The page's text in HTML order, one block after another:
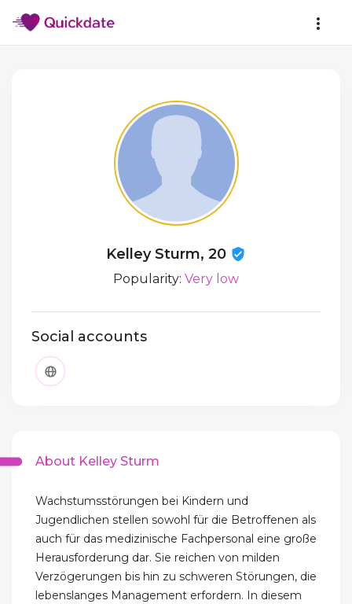
Kelley Sturm, 20
Popularity: Very low
Social accounts
About Kelley Sturm
Wachstumsstörungen bei Kindern und
Jugendlichen stellen sowohl für die Betroffenen als
auch für das medizinische Fachpersonal eine große
Herausforderung dar. Sie reichen von milden
Verzögerungen bis hin zu schweren Störungen, die
lebenslanges Management erfordern. In diesem